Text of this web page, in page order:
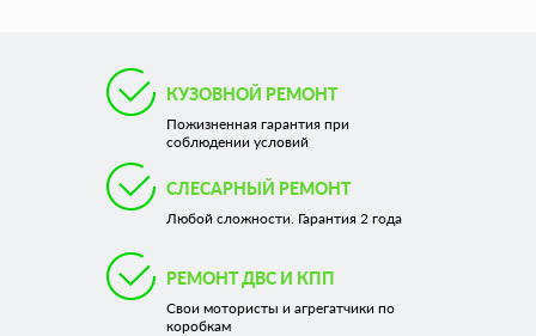
КУЗОВНОЙ РЕМОНТ
Пожизненная гарантия при
соблюдении условий
СЛЕСАРНЫЙ РЕМОНТ
Любой сложности. Гарантия 2 года
РЕМОНТ ДВС И КПП
Свои мотористы и агрегатчики по
коробкам